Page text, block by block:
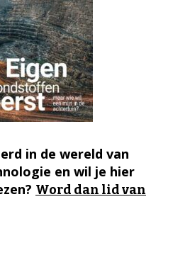
in de wereld van
en wil je hier
Word dan lid van